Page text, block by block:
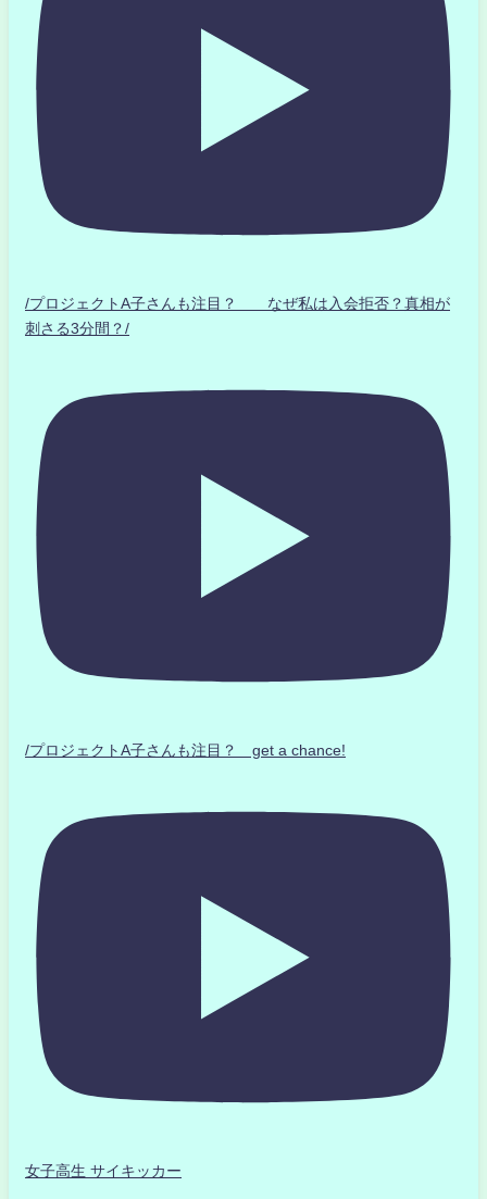
/プロジェクトA子さんも注目？ なぜ私は入会拒否？真相が
刺さる3分間？/
/プロジェクトA子さんも注目？ get a chance!
女子高生 サイキッカー